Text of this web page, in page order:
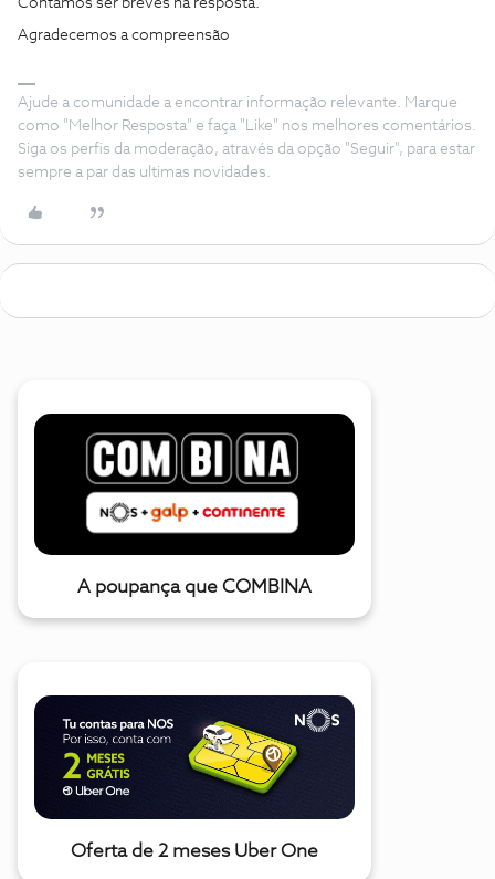
Contamos ser breves na resposta.
Agradecemos a compreensão
Ajude a comunidade a encontrar informação relevante. Marque
como "Melhor Resposta" e faça "Like" nos melhores comentários.
Siga os perfis da moderação, através da opção "Seguir", para estar
sempre a par das ultimas novidades.
A poupança que COMBINA
Oferta de 2 meses Uber One